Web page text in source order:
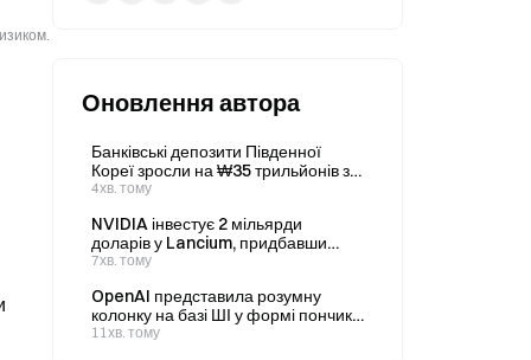
Оновлення автора
Банківські депозити Південної
Кореї зросли на ₩35 трильйонів за
один місяць на тлі різкого сплеску
4хв. тому
NVIDIA інвестує 2 мільярди
доларів у Lancium, придбавши
20% частку в партнері Stargate
7хв. тому
OpenAI представила розумну
колонку на базі ШІ у формі пончика
вартістю 300–400 доларів, запуск
11хв. тому